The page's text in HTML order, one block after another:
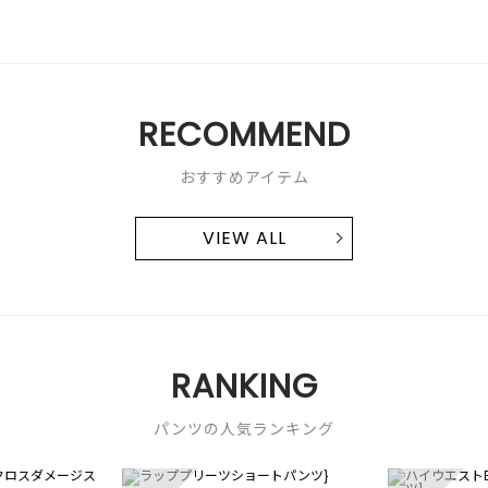
RECOMMEND
おすすめアイテム
VIEW ALL
RANKING
パンツの人気ランキング